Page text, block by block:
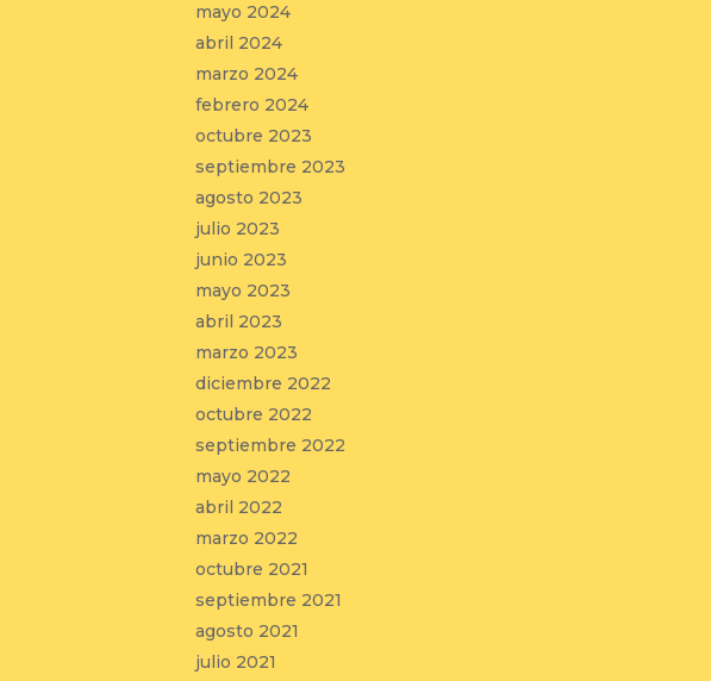
mayo 2024
abril 2024
marzo 2024
febrero 2024
octubre 2023
septiembre 2023
agosto 2023
julio 2023
junio 2023
mayo 2023
abril 2023
marzo 2023
diciembre 2022
octubre 2022
septiembre 2022
mayo 2022
abril 2022
marzo 2022
octubre 2021
septiembre 2021
agosto 2021
julio 2021